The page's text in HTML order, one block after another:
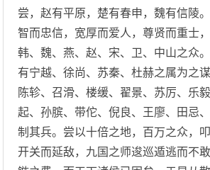
尝，赵有平原，楚有春申，魏有信陵
智而忠信，宽厚而爱人，尊贤而重士
韩、魏、燕、赵、宋、卫、中山之众
有宁越、徐尚、苏秦、杜赫之属为之
陈轸、召滑、楼缓、翟景、苏厉、乐
起、孙膑、带佗、倪良、王廖、田忌
制其兵。尝以十倍之地，百万之众，
开关而延敌，九国之师逡巡遁逃而不